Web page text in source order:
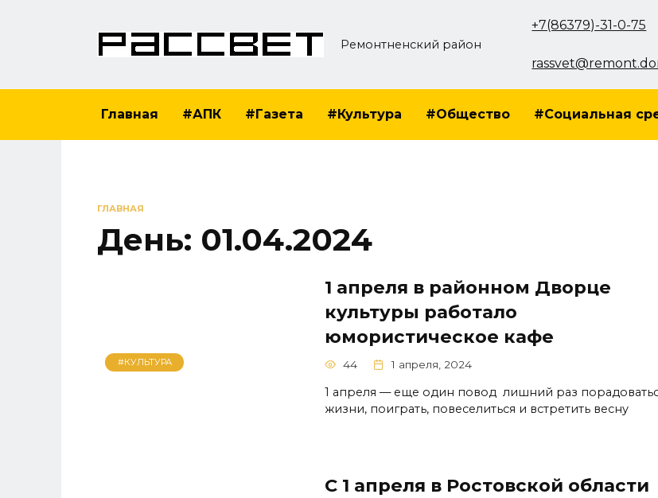
Ремонтненский район
+7(86379)-31-0-75
Главная #АПК #Газета #Культура #Общество #Социальная
ГЛАВНАЯ
День: 01.04.2024
#КУЛЬТУРА
1 апреля в районном Дворце
культуры работало
юмористическое кафе
44 1 апреля, 2024
1 апреля — еще один повод лишний раз
жизни, поиграть, повеселиться и встретить весну
С 1 апреля в Ростовской области